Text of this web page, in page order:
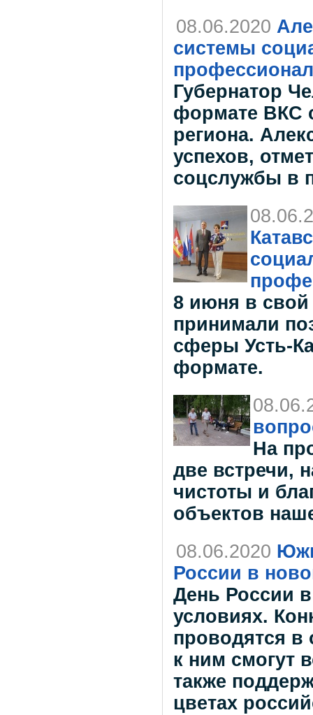
08.06.2020
системы
Губернатор
формате ВКС
региона.
успехов,
соцслужбы в
8 июня в
принимали
сферы Усть-
формате.
На
две встречи,
чистоты и
объектов
08.06.2020
России в
День России
условиях.
проводятся в
к ним смогут
также
цветах